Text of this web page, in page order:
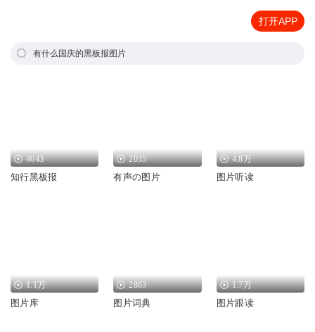
打开APP
有什么国庆的黑板报图片
4643
知行黑板报
2035
有声の图片
4.8万
图片听读
1.1万
图片库
2863
图片词典
1.7万
图片跟读